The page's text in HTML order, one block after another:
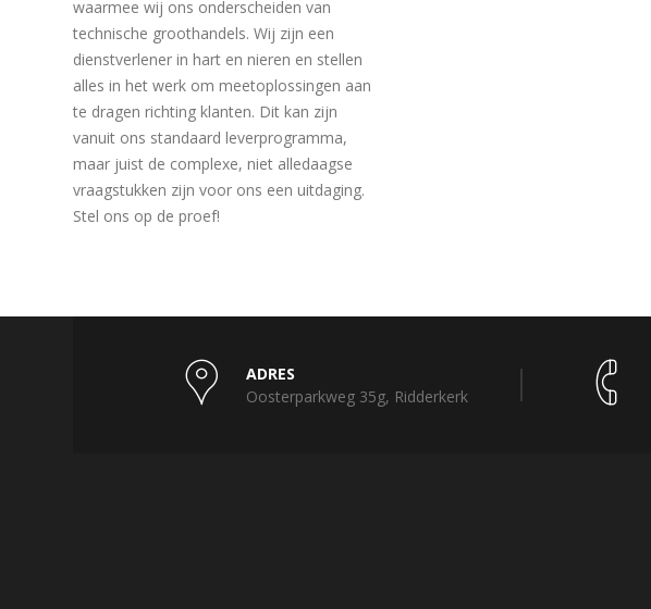
waarmee wij ons onderscheiden van
technische groothandels. Wij zijn een
dienstverlener in hart en nieren en stellen
alles in het werk om meetoplossingen aan
te dragen richting klanten. Dit kan zijn
vanuit ons standaard leverprogramma,
maar juist de complexe, niet alledaagse
vraagstukken zijn voor ons een uitdaging.
Stel ons op de proef!
ADRES
Oosterparkweg 35g, Ridderkerk